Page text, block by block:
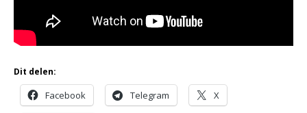
Dit delen:
Facebook Telegram X